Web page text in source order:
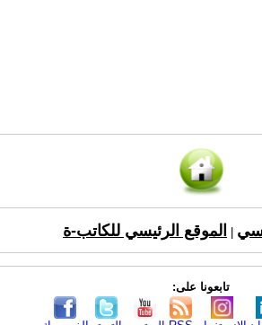
الموقع الرئيسي للكاتب-ة
تابعونا على: